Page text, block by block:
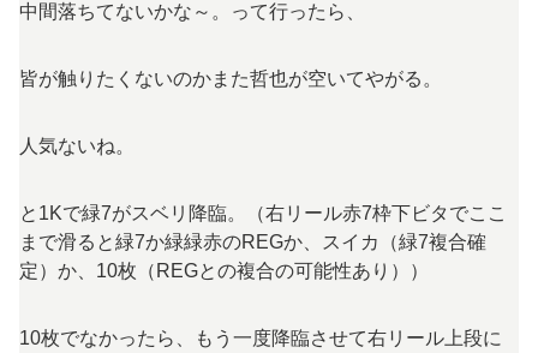
中間落ちてないかな～。って行ったら、
皆が触りたくないのかまた哲也が空いてやがる。
人気ないね。
と1Kで緑7がスベリ降臨。（右リール赤7枠下ビタでここ
まで滑ると緑7か緑緑赤のREGか、スイカ（緑7複合確
定）か、10枚（REGとの複合の可能性あり））
10枚でなかったら、もう一度降臨させて右リール上段に